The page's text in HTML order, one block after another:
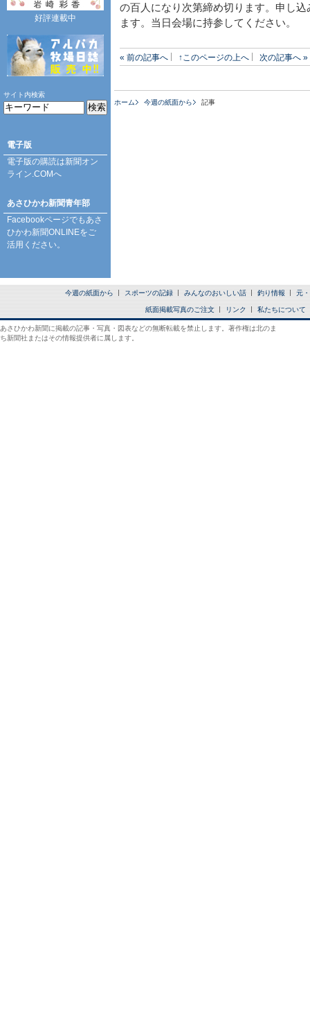
の百人になり次第締め切ります。申し
ます。当日会場に持参してください。
« 前の記事へ ↑このページの上へ 次の記事へ »
ホーム 今週の紙面から 記事
好評連載中
サイト内検索
電子版
電子版の購読は新聞オン
ライン.COMへ
あさひかわ新聞青年部
Facebookページでもあさ
ひかわ新聞ONLINEをご
活用ください。
今週の紙面から スポーツの記録 みんなのおいしい話 釣り情報 元
紙面掲載写真のご注文 リンク 私たちについて
あさひかわ新聞に掲載の記事・写真・図表などの無断転載を禁止します。著作権は北のま
ち新聞社またはその情報提供者に属します。